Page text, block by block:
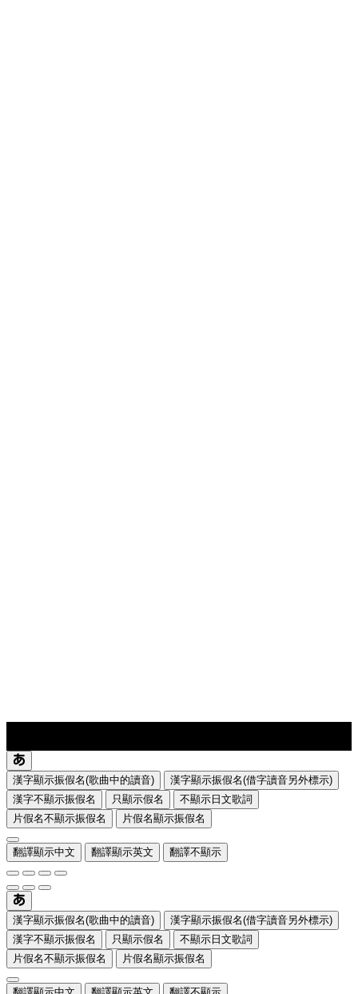
漢字顯示振假名(歌曲中的讀音)
漢字顯示振假名(借字讀音另外標示)
漢字不顯示振假名
只顯示假名
不顯示日文歌詞
片假名不顯示振假名
片假名顯示振假名
翻譯顯示中文 翻譯顯示英文 翻譯不顯示
漢字顯示振假名(歌曲中的讀音)
漢字顯示振假名(借字讀音另外標示)
漢字不顯示振假名
只顯示假名
不顯示日文歌詞
片假名不顯示振假名
片假名顯示振假名